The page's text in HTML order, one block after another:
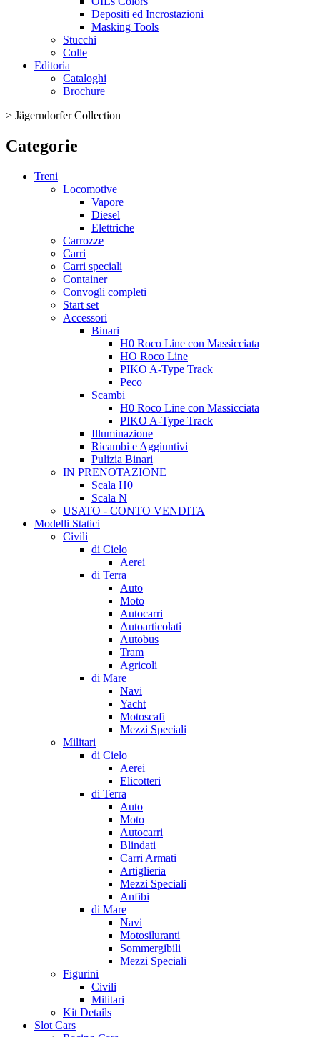
Depositi ed Incrostazioni
Masking Tools
Stucchi
Colle
Editoria
Cataloghi
Brochure
> Jägerndorfer Collection
Categorie
Treni
Locomotive
Vapore
Diesel
Elettriche
Carrozze
Carri
Carri speciali
Container
Convogli completi
Start set
Accessori
Binari
H0 Roco Line con Massicciata
HO Roco Line
PIKO A-Type Track
Peco
Scambi
H0 Roco Line con Massicciata
PIKO A-Type Track
Illuminazione
Ricambi e Aggiuntivi
Pulizia Binari
IN PRENOTAZIONE
Scala H0
Scala N
USATO - CONTO VENDITA
Modelli Statici
Civili
di Cielo
Aerei
di Terra
Auto
Moto
Autocarri
Autoarticolati
Autobus
Tram
Agricoli
di Mare
Navi
Yacht
Motoscafi
Mezzi Speciali
Militari
di Cielo
Aerei
Elicotteri
di Terra
Auto
Moto
Autocarri
Blindati
Carri Armati
Artiglieria
Mezzi Speciali
Anfibi
di Mare
Navi
Motosiluranti
Sommergibili
Mezzi Speciali
Figurini
Civili
Militari
Kit Details
Slot Cars